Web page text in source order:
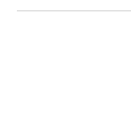
Audit Report FY-